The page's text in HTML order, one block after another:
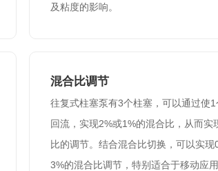
及粘度的影响。
混合比调节
往复式柱塞泵有3个柱塞，可以通过使
回流，实现2%或1%的混合比，从而实
比的调节。结合混合比切换，可以实现
3%的混合比调节，特别适合于移动应用